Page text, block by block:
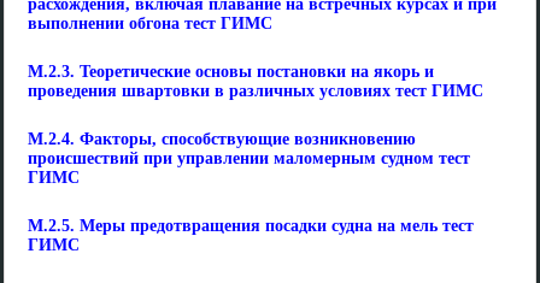
расхождения, включая плавание на встречных курсах и при
выполнении обгона тест ГИМС
М.2.3. Теоретические основы постановки на якорь и
проведения швартовки в различных условиях тест ГИМС
М.2.4. Факторы, способствующие возникновению
происшествий при управлении маломерным судном тест
ГИМС
М.2.5. Меры предотвращения посадки судна на мель тест
ГИМС